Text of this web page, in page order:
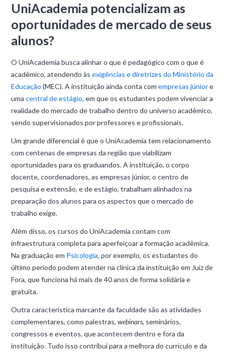
UniAcademia potencializam as
oportunidades de mercado de seus
alunos?
O UniAcademia busca alinhar o que é pedagógico com o que é
acadêmico, atendendo àsexigências e diretrizes do Ministério da
Educação (MEC). A instituição ainda conta comempresas júniore
umacentral de estágio, em que os estudantes podem vivenciar a
realidade do mercado de trabalho dentro do universo acadêmico,
sendo supervisionados por professores e profissionais.
Um grande diferencial é que o UniAcademia tem relacionamento
com centenas de empresas da região que viabilizam
oportunidades para os graduandos. A instituição, o corpo
docente, coordenadores, as empresas júnior, o centro de
pesquisa e extensão, e de estágio, trabalham alinhados na
preparação dos alunos para os aspectos que o mercado de
trabalho exige.
Além disso, os cursos do UniAcademia contam com
infraestrutura completa para aperfeiçoar a formação acadêmica.
Na graduação em Psicologia, por exemplo, os estudantes do
último período podem atender na clínica da instituição em Juiz de
Fora, que funciona há mais de 40 anos de forma solidária e
gratuita.
Outra característica marcante da faculdade são as atividades
complementares, como palestras,webinars, seminários,
congressos e eventos, que acontecem dentro e fora da
instituição. Tudo isso contribui para a melhora do currículo e da